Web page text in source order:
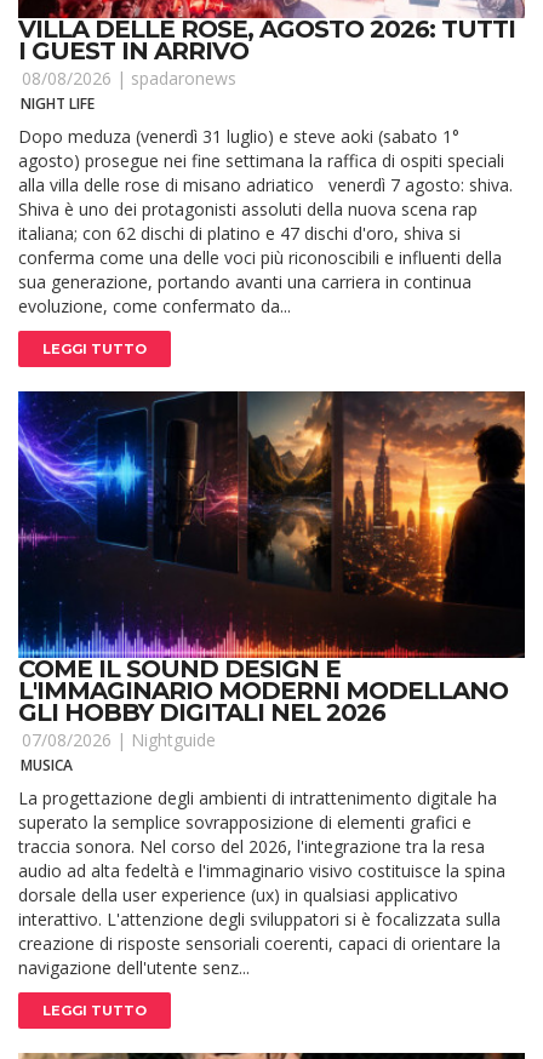
VILLA DELLE ROSE, AGOSTO 2026: TUTTI
I GUEST IN ARRIVO
08/08/2026 | spadaronews
NIGHT LIFE
Dopo meduza (venerdì 31 luglio) e steve aoki (sabato 1°
agosto) prosegue nei fine settimana la raffica di ospiti speciali
alla villa delle rose di misano adriatico venerdì 7 agosto: shiva.
Shiva è uno dei protagonisti assoluti della nuova scena rap
italiana; con 62 dischi di platino e 47 dischi d'oro, shiva si
conferma come una delle voci più riconoscibili e influenti della
sua generazione, portando avanti una carriera in continua
evoluzione, come confermato da...
LEGGI TUTTO
COME IL SOUND DESIGN E
L'IMMAGINARIO MODERNI MODELLANO
GLI HOBBY DIGITALI NEL 2026
07/08/2026 | Nightguide
MUSICA
La progettazione degli ambienti di intrattenimento digitale ha
superato la semplice sovrapposizione di elementi grafici e
traccia sonora. Nel corso del 2026, l'integrazione tra la resa
audio ad alta fedeltà e l'immaginario visivo costituisce la spina
dorsale della user experience (ux) in qualsiasi applicativo
interattivo. L'attenzione degli sviluppatori si è focalizzata sulla
creazione di risposte sensoriali coerenti, capaci di orientare la
navigazione dell'utente senz...
LEGGI TUTTO